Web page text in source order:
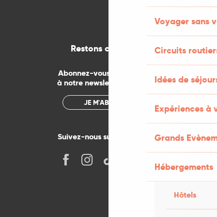
Voyager sans
Circuits
Idées de
Expériences à
Grands
Hébergements
Hôtels
Restons connectés
Abonnez-vous gratuitement
à notre newsletter mensuelle
JE M'ABONNE
Suivez-nous sur les réseaux !